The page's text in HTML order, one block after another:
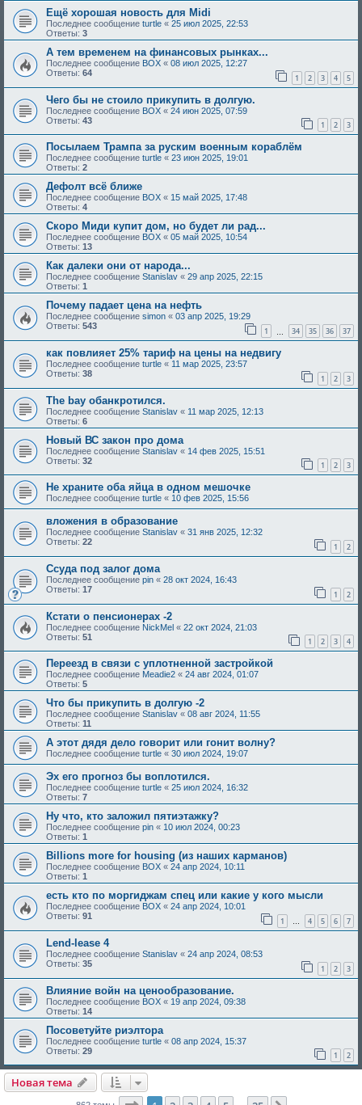
Ещё хорошая новость для Midi
Последнее сообщение turtle « 25 июл 2025, 22:53
Ответы: 3
А тем временем на финансовых рынках...
Последнее сообщение BOX « 08 июл 2025, 12:27
Ответы: 64 1 2 3 4 5
Чего бы не стоило прикупить в долгую.
Последнее сообщение BOX « 24 июн 2025, 07:59
Ответы: 43 1 2 3
Посылаем Трампа за руским военным кораблём
Последнее сообщение turtle « 23 июн 2025, 19:01
Ответы: 2
Дефолт всё ближе
Последнее сообщение BOX « 15 май 2025, 17:48
Ответы: 4
Скоро Миди купит дом, но будет ли рад...
Последнее сообщение BOX « 05 май 2025, 10:54
Ответы: 13
Как далеки они от народа...
Последнее сообщение Stanislav « 29 апр 2025, 22:15
Ответы: 1
Почему падает цена на нефть
Последнее сообщение simon « 03 апр 2025, 19:29
Ответы: 543 1 34 35 36 37
как повлияет 25% тариф на цены на недвигу
Последнее сообщение turtle « 11 мар 2025, 23:57
Ответы: 38 1 2 3
The bay обанкротился.
Последнее сообщение Stanislav « 11 мар 2025, 12:13
Ответы: 6
Новый ВС закон про дома
Последнее сообщение Stanislav « 14 фев 2025, 15:51
Ответы: 32 1 2 3
Не храните оба яйца в одном мешочке
Последнее сообщение turtle « 10 фев 2025, 15:56
вложения в образование
Последнее сообщение Stanislav « 31 янв 2025, 12:32
Ответы: 22 1 2
Ссуда под залог дома
Последнее сообщение pin « 28 окт 2024, 16:43
Ответы: 17 1 2
Кстати о пенсионерах -2
Последнее сообщение NickMel « 22 окт 2024, 21:03
Ответы: 51 1 2 3 4
Переезд в связи с уплотненной застройкой
Последнее сообщение Meadie2 « 24 авг 2024, 01:07
Ответы: 5
Что бы прикупить в долгую -2
Последнее сообщение Stanislav « 08 авг 2024, 11:55
Ответы: 11
А этот дядя дело говорит или гонит волну?
Последнее сообщение turtle « 30 июл 2024, 19:07
Эх его прогноз бы воплотился.
Последнее сообщение turtle « 25 июл 2024, 16:32
Ответы: 7
Ну что, кто заложил пятиэтажку?
Последнее сообщение pin « 10 июл 2024, 00:23
Ответы: 1
Billions more for housing (из наших карманов)
Последнее сообщение BOX « 24 апр 2024, 10:11
Ответы: 1
есть кто по моргиджам спец или какие у кого мысли
Последнее сообщение BOX « 24 апр 2024, 10:01
Ответы: 91 1 … 4 5 6 7
Lend-lease 4
Последнее сообщение Stanislav « 24 апр 2024, 08:53
Ответы: 35 1 2 3
Влияние войн на ценообразование.
Последнее сообщение BOX « 19 апр 2024, 09:38
Ответы: 14
Посоветуйте риэлтора
Последнее сообщение turtle « 08 апр 2024, 15:37
Ответы: 29 1 2
Новая тема